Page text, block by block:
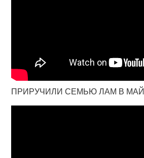
ПРИРУЧИЛИ СЕМЬЮ ЛАМ В